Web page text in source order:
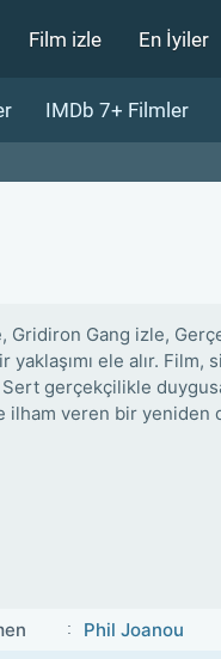
Film izle En İyiler
IMDb 7+ Filmler
Gridiron Gang izle,
yaklaşımı ele alır.
gerçekçilikle
ilham veren bir yeniden
Phil Joanou